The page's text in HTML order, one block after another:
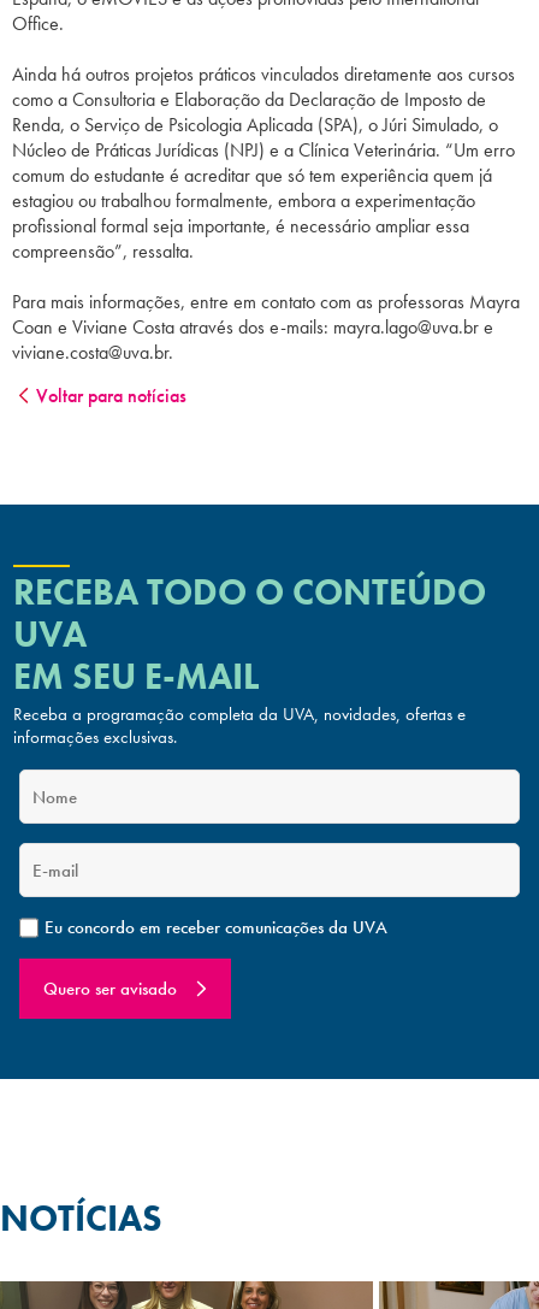
Office.
Ainda há outros projetos práticos vinculados diretamente aos cursos
como a Consultoria e Elaboração da Declaração de Imposto de
Renda, o Serviço de Psicologia Aplicada (SPA), o Júri Simulado, o
Núcleo de Práticas Jurídicas (NPJ) e a Clínica Veterinária. “Um erro
comum do estudante é acreditar que só tem experiência quem já
estagiou ou trabalhou formalmente, embora a experimentação
profissional formal seja importante, é necessário ampliar essa
compreensão”, ressalta.
Para mais informações, entre em contato com as professoras Mayra
Coan e Viviane Costa através dos e-mails: mayra.lago@uva.bre
viviane.costa@uva.br.
Voltar para notícias
RECEBA TODO O CONTEÚDO
UVA
EM SEU E-MAIL
Receba a programação completa da UVA, novidades, ofertas e
informações exclusivas.
Eu concordo em receber comunicações da UVA
Quero ser avisado
NOTÍCIAS